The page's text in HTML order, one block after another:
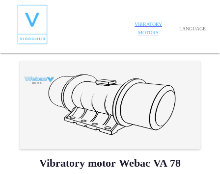
VIBRATORY
MOTORS
LANGUAGE
Vibratory motor Webac VA 78